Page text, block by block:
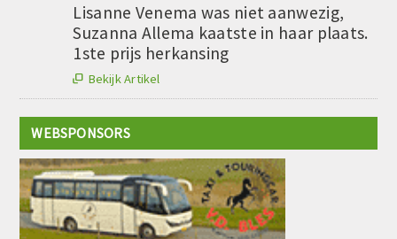
Lisanne Venema was niet aanwezig,
Suzanna Allema kaatste in haar plaats.
1ste prijs herkansing
 Bekijk Artikel
WEBSPONSORS